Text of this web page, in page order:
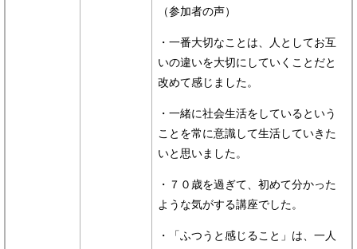
（参加者の声）
・一番大切なことは、人としてお互
いの違いを大切にしていくことだと
改めて感じました。
・一緒に社会生活をしているという
ことを常に意識して生活していきた
いと思いました。
・７０歳を過ぎて、初めて分かった
ような気がする講座でした。
・「ふつうと感じること」は、一人